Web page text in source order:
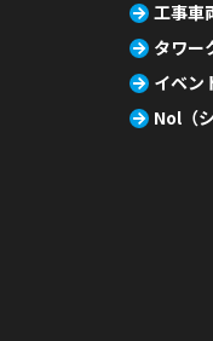
工事車
タワー
イベン
Nol（